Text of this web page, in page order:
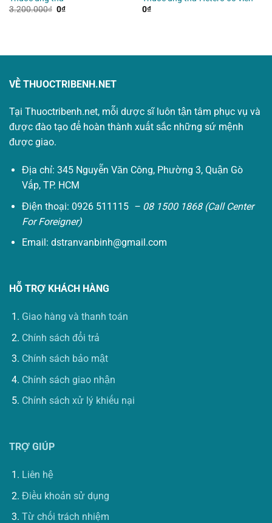
3.200.000₫ Giá
0₫Giá
0₫
VỀ THUOCTRIBENH.NET
Tại Thuoctribenh.net, mỗi dược sĩ luôn tận tâm phục vụ và
được đào tạo để hoàn thành xuất sắc những sứ mệnh
được giao.
Địa chỉ: 345 Nguyễn Văn Công, Phường 3, Quận Gò
Vấp, TP. HCM
Điện thoại: 0926 511115 – 08 1500 1868 (Call Center
For Foreigner)
Email: dstranvanbinh@gmail.com
HỖ TRỢ KHÁCH HÀNG
Giao hàng và thanh toán
Chính sách đổi trả
Chính sách bảo mật
Chính sách giao nhận
Chính sách xử lý khiếu nại
TRỢ GIÚP
Liên hệ
Điều khoản sử dụng
Từ chối trách nhiệm